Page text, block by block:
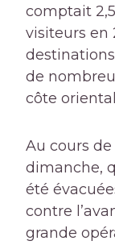
comptait
visiteurs en
de
côte
Au cours
dimanche,
été
contre
grande